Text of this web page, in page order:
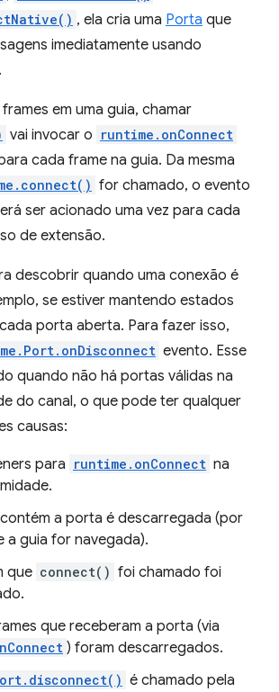
, ela cria uma Porta que
imediatamente usando
.
em uma guia, chamar
vai invocar o runtime.onConnect
cada frame na guia. Da mesma
for chamado, o evento
ser acionado uma vez para cada
de extensão.
descobrir quando uma conexão é
se estiver mantendo estados
porta aberta. Para fazer isso,
evento. Esse
quando não há portas válidas na
do canal, o que pode ter qualquer
causas:
para runtime.onConnect na
a porta é descarregada (por
a guia for navegada).
que connect() foi chamado foi
que receberam a porta (via
) foram descarregados.
é chamado pela